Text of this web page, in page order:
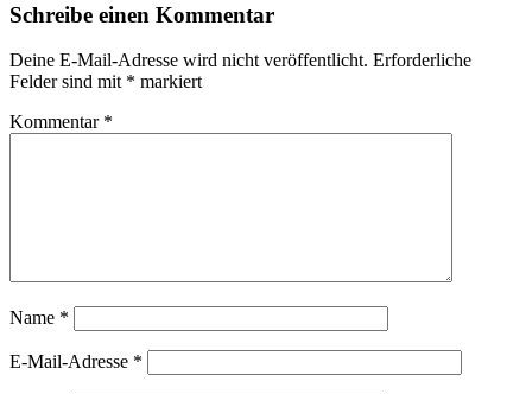
Schreibe einen Kommentar
Deine E-Mail-Adresse wird nicht veröffentlicht. Erforderliche
Felder sind mit * markiert
Kommentar *
Name *
E-Mail-Adresse *